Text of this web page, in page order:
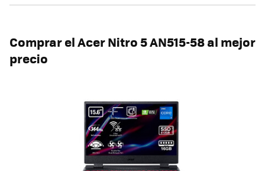
Comprar elAcer Nitro 5 AN515-58 al mejor
precio